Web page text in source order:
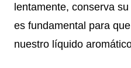
lentamente, conserva
es fundamental para
nuestro líquido